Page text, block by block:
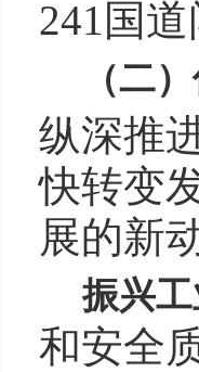
241国
（二
纵深推
快转变
展的新
振兴
和安全